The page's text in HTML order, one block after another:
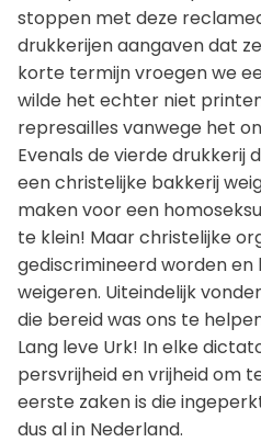
stoppen met deze
drukkerijen aangaven dat
korte termijn vroegen we
wilde het echter niet
represailles vanwege het
Evenals de vierde drukkerij
een christelijke bakkerij
maken voor een
te klein! Maar christelijke
gediscrimineerd worden en
weigeren. Uiteindelijk
die bereid was ons te
Lang leve Urk! In elke
persvrijheid en vrijheid om
eerste zaken is die
dus al in Nederland.